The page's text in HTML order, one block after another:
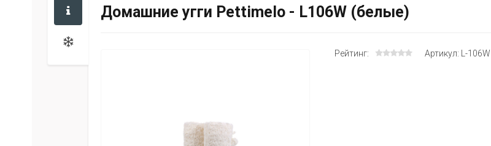
Домашние угги Pettimelo - L106W (белые)
Рейтинг: Артикул: L-106W